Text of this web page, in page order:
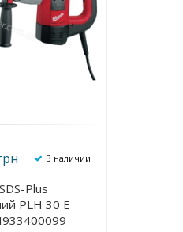
В наличии
Plus
PLH 30 E